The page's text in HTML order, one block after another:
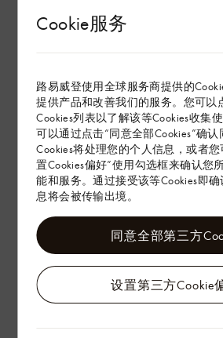
Cookie服务
路易威登使用全球服务商提供的
提供产品和改善我们的服务。您可以
Cookies列表以了解该等Cookies收集
可以通过点击“同意全部Cookies”确
Cookies将处理您的个人信息，或者
置Cookies偏好”使用勾选框来确认您
能和服务。通过接受该等Cookies即
息将会被传输出境。
设置第三方Cookie
同意全部第三方
产品养护
配送 & 退货
赠礼